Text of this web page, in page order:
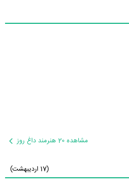
مشاهده 20 هنرمند داغ روز
(17 اردیبهشت)